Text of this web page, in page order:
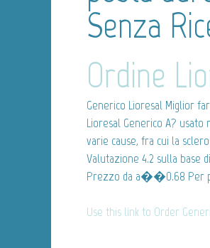
Senza
Ordine
Generico Lioresal Miglior
Lioresal Generico A?
varie cause, fra cui la
Valutazione 4.2 sulla base di
Prezzo da a��0.68 Per
Use this link to Order